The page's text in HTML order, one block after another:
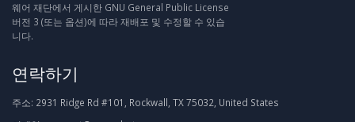
웨어 재단에서 게시한 GNU General Public License
버전 3 (또는 옵션)에 따라 재배포 및 수정할 수 있습
니다.
연락하기
주소: 2931 Ridge Rd #101, Rockwall, TX 75032, United States